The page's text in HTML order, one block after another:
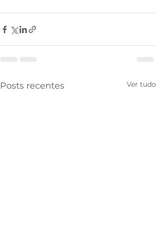
Posts recentes Ver tudo